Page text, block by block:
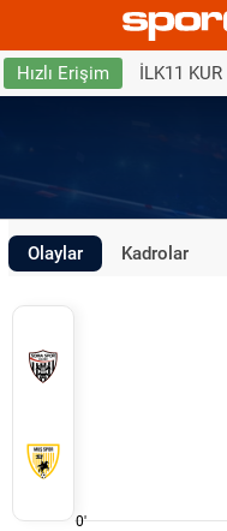
Hızlı Erişim İLK11 KUR
Olaylar Kadrolar
0'